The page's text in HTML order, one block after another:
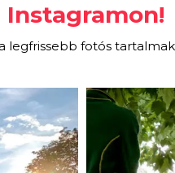
legfrissebb fotós